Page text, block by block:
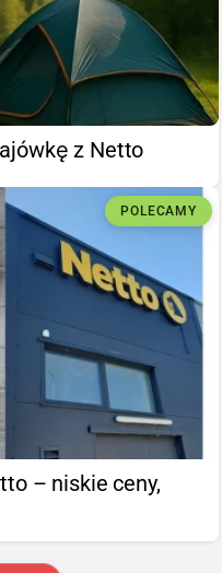
z Netto
POLECAMY
– niskie ceny,